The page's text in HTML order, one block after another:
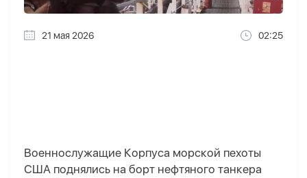
21 мая 2026 02:25
Военнослужащие Корпуса морской пехоты
США поднялись на борт нефтяного танкера